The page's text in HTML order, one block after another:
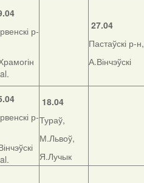
р-
27.04
Пастаўскі р-н,
А.Вінчэўскі
р-
18.04
Тураў,
М.Львоў,
Я.Лучык